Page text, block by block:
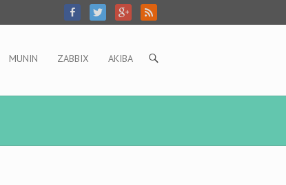
MUNIN ZABBIX AKIBA